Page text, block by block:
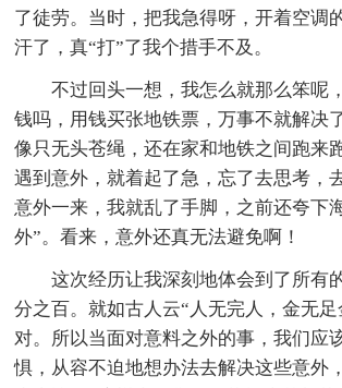
了徒劳。当时，把我急得呀，开着空调
汗了，真“打”了我个措手不及。
不过回头一想，我怎么就那么笨呢
钱吗，用钱买张地铁票，万事不就解决
像只无头苍绳，还在家和地铁之间跑来
遇到意外，就着起了急，忘了去思考，
意外一来，我就乱了手脚，之前还夸下
外”。看来，意外还真无法避免啊！
这次经历让我深刻地体会到了所有
分之百。就如古人云“人无完人，金无
对。所以当面对意料之外的事，我们应
惧，从容不迫地想办法去解决这些意外